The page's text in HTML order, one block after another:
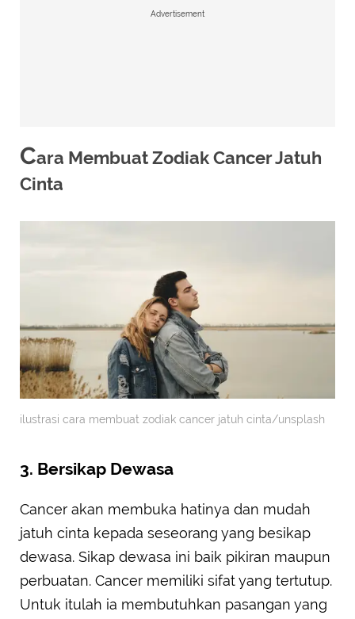
Advertisement
Cara Membuat Zodiak Cancer Jatuh
Cinta
ilustrasi cara membuat zodiak cancer jatuh cinta/unsplash
3. Bersikap Dewasa
Cancer akan membuka hatinya dan mudah
jatuh cinta kepada seseorang yang besikap
dewasa. Sikap dewasa ini baik pikiran maupun
perbuatan. Cancer memiliki sifat yang tertutup.
Untuk itulah ia membutuhkan pasangan yang